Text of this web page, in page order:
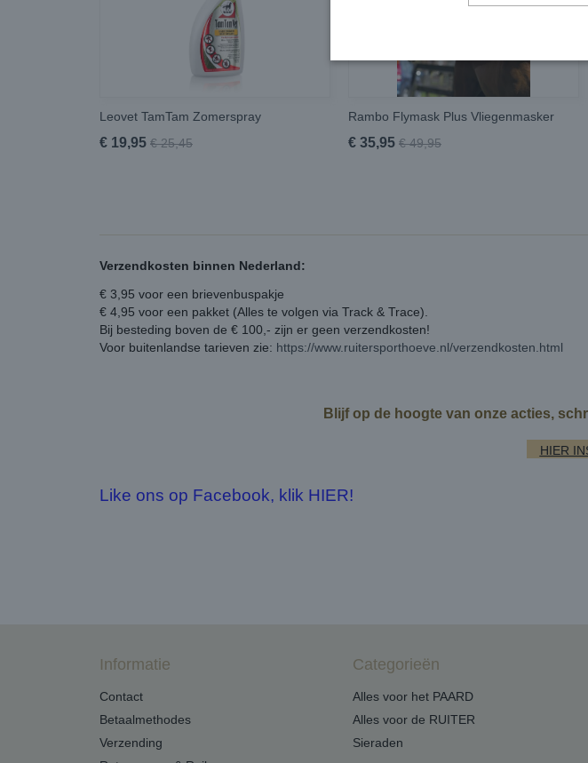
Leovet TamTam Zomerspray
€ 19,95 € 25,45
Rambo Flymask Plus Vliegenmasker
€ 35,95 € 49,95
Verzendkosten binnen Nederland:
€ 3,95 voor een brievenbuspakje
€ 4,95 voor een pakket (Alles te volgen via Track & Trace).
Bij besteding boven de € 100,- zijn er geen verzendkosten!
Voor buitenlandse tarieven zie: https://www.ruitersporthoeve.nl/verzendkosten.html
Blijf op de hoogte van onze acties,
HIER
Like ons op Facebook, klik HIER!
Informatie
Contact
Betaalmethodes
Verzending
Categorieën
Alles voor het PAARD
Alles voor de RUITER
Sieraden